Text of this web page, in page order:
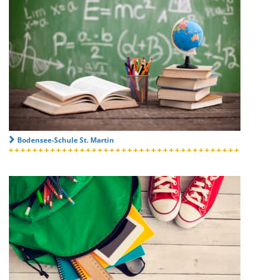
Bodensee-Schule St. Martin